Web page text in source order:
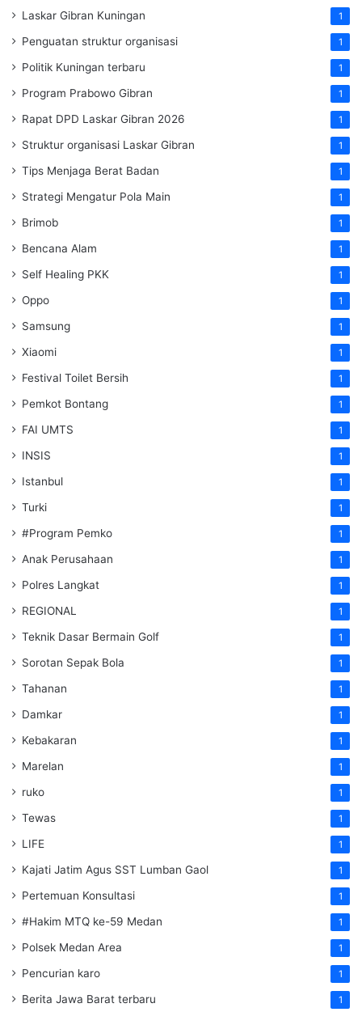
Laskar Gibran Kuningan 1
Penguatan struktur organisasi 1
Politik Kuningan terbaru 1
Program Prabowo Gibran 1
Rapat DPD Laskar Gibran 2026 1
Struktur organisasi Laskar Gibran 1
Tips Menjaga Berat Badan 1
Strategi Mengatur Pola Main 1
Brimob 1
Bencana Alam 1
Self Healing PKK 1
Oppo 1
Samsung 1
Xiaomi 1
Festival Toilet Bersih 1
Pemkot Bontang 1
FAI UMTS 1
INSIS 1
Istanbul 1
Turki 1
#Program Pemko 1
Anak Perusahaan 1
Polres Langkat 1
REGIONAL 1
Teknik Dasar Bermain Golf 1
Sorotan Sepak Bola 1
Tahanan 1
Damkar 1
Kebakaran 1
Marelan 1
ruko 1
Tewas 1
LIFE 1
Kajati Jatim Agus SST Lumban Gaol 1
Pertemuan Konsultasi 1
#Hakim MTQ ke-59 Medan 1
Polsek Medan Area 1
Pencurian karo 1
Berita Jawa Barat terbaru 1